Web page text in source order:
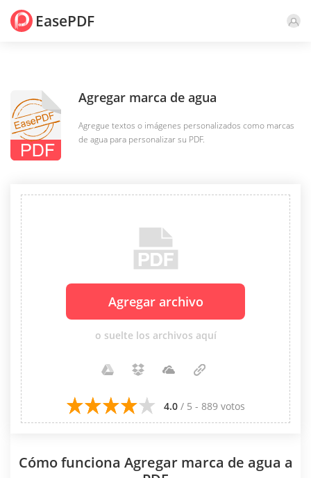
EasePDF
Agregar marca de agua
Agregue textos o imágenes personalizados como marcas
de agua para personalizar su PDF.
Agregar archivo
o suelte los archivos aquí
4.0/ 5 - 889 votos
Cómo funciona Agregar marca de agua a